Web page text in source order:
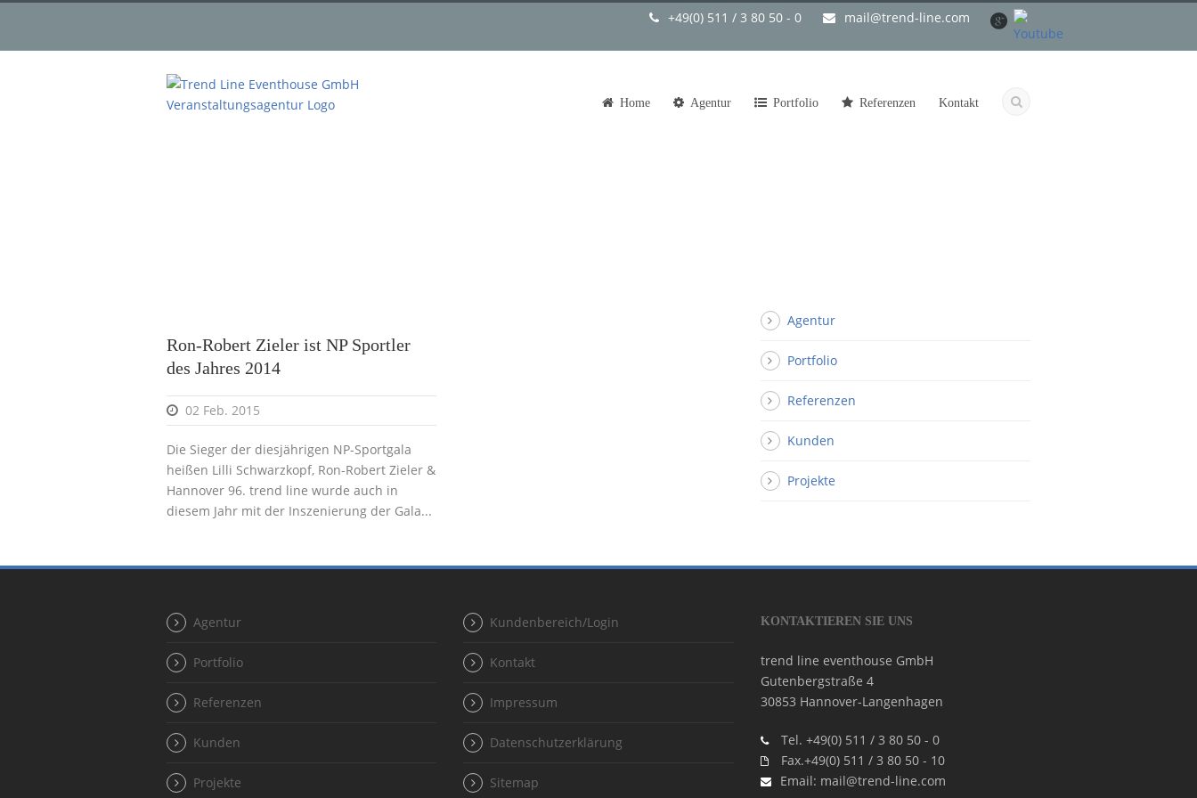
+49(0) 511 / 3 80 50 - 0 mail@trend-line.com
Home Agentur Portfolio Referenzen Kontakt
Ron-Robert Zieler ist NP Sportler
des Jahres 2014
02 Feb. 2015
Die Sieger der diesjährigen NP-Sportgala
heißen Lilli Schwarzkopf, Ron-Robert Zieler &
Hannover 96. trend line wurde auch in
diesem Jahr mit der Inszenierung der Gala...
Agentur
Portfolio
Referenzen
Kunden
Projekte
Agentur
Portfolio
Referenzen
Kunden
Projekte
Kundenbereich/Login
Kontakt
Impressum
Datenschutzerklärung
Sitemap
KONTAKTIEREN SIE UNS
trend line eventhouse GmbH
Gutenbergstraße 4
30853 Hannover-Langenhagen
Tel. +49(0) 511 / 3 80 50 - 0
Fax.+49(0) 511 / 3 80 50 - 10
Email: mail@trend-line.com